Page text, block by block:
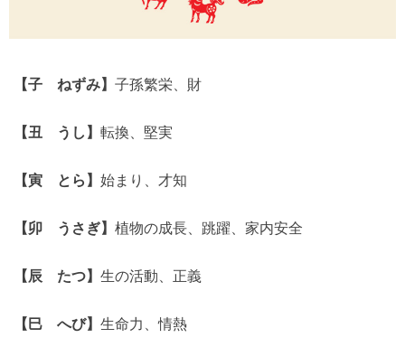
【子 ねずみ】 子孫繁栄、財
【丑 うし】 転換、堅実
【寅 とら】 始まり、才知
【卯 うさぎ】 植物の成長、跳躍、家内安全
【辰 たつ】 生の活動、正義
【巳 へび】 生命力、情熱